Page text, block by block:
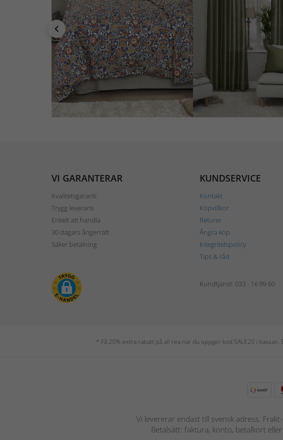
VI GARANTERAR
Kvalitetsgaranti
Trygg leverans
Enkelt att handla
30 dagars ångerrätt
Säker betalning
KUNDSERVICE
Kontakt
Köpvillkor
Returer
Ångra köp
Integritetspolicy
Tips & råd
Kundtjänst: 033 - 16 99 60
* Få 20% extra rabatt på all rea när du uppger kod SALE20 i
Vi levererar endast till svensk adress.
Betalsätt: faktura, konto, betalkort